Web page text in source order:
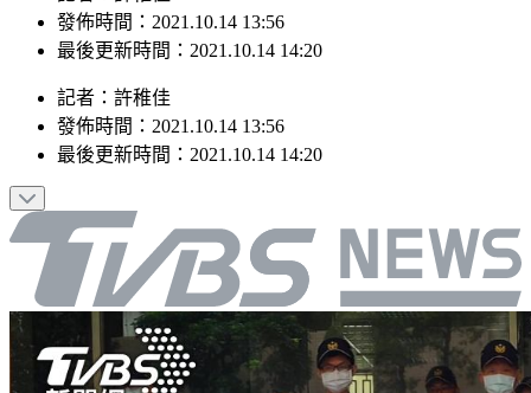
記者：許稚佳
發佈時間：2021.10.14 13:56
記者：許稚佳
發佈時間：2021.10.14 13:56